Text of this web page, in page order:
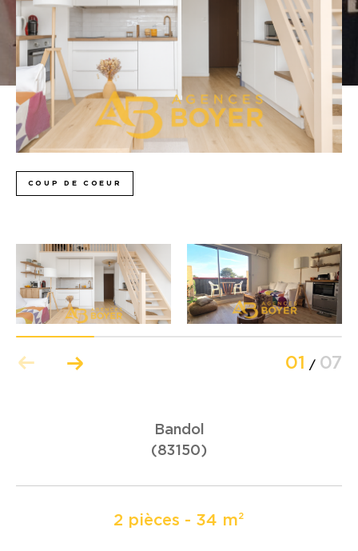
COUP DE COEUR
01 / 07
Bandol
(83150)
2 pièces - 34 m²
Budget
Budget
Surface
Surface
Pièces
Pièces
AFFINER LES CRITÈRES
TERRASSE PARKING
PISCINE